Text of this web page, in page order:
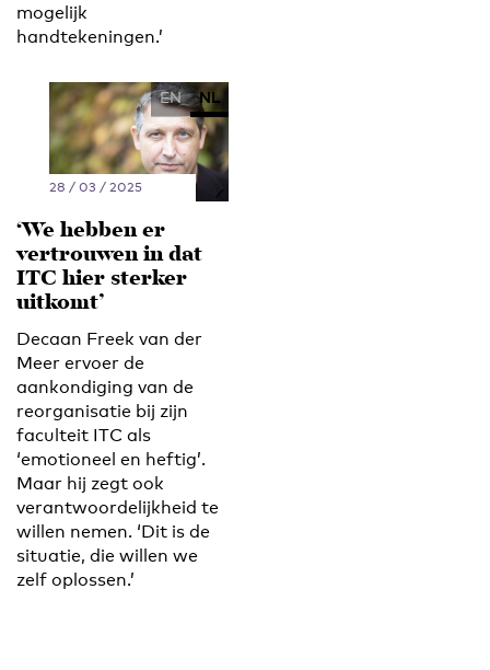
mogelijk
handtekeningen.’
EN NL
28 / 03 / 2025
‘We hebben er
vertrouwen in dat
ITC hier sterker
uitkomt’
Decaan Freek van der
Meer ervoer de
aankondiging van de
reorganisatie bij zijn
faculteit ITC als
‘emotioneel en heftig’.
Maar hij zegt ook
verantwoordelijkheid te
willen nemen. ‘Dit is de
situatie, die willen we
zelf oplossen.’